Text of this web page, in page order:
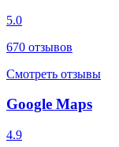
5.0
670 отзывов
Смотреть отзывы
Google Maps
4.9